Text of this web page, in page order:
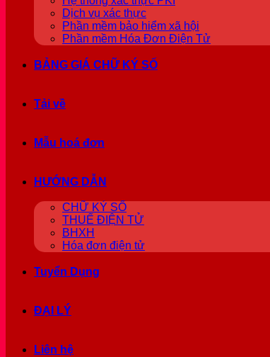
Dịch vụ xác thực
Phần mềm bảo hiểm xã hội
Phần mềm Hóa Đơn Điện Tử
BẢNG GIÁ CHỮ KÝ SỐ
Tải về
Mẫu hoá đơn
HƯỚNG DẪN
CHỮ KÝ SỐ
THUẾ ĐIỆN TỬ
BHXH
Hóa đơn điện tử
Tuyển Dụng
ĐẠI LÝ
Liên hệ